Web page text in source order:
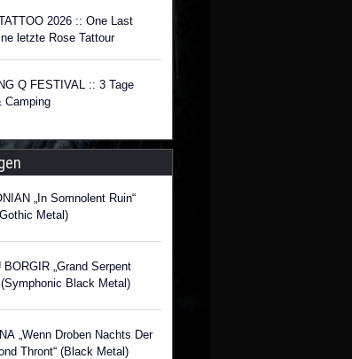
2026 :: One Last
letzte Rose Tattour
Q FESTIVAL :: 3 Tage
Camping
„In Somnolent Ruin“
Metal)
BORGIR „Grand Serpent
(Symphonic Black Metal)
„Wenn Droben Nachts Der
Thront“ (Black Metal)